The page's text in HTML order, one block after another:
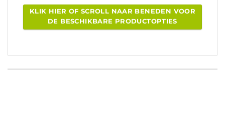
KLIK HIER OF SCROLL NAAR BENEDEN VOOR
DE BESCHIKBARE PRODUCTOPTIES